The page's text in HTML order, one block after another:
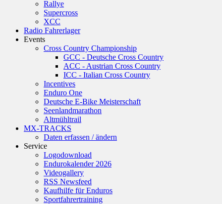
Rallye
Supercross
XCC
Radio Fahrerlager
Events
Cross Country Championship
GCC - Deutsche Cross Country
ACC - Austrian Cross Country
ICC - Italian Cross Country
Incentives
Enduro One
Deutsche E-Bike Meisterschaft
Seenlandmarathon
Altmühltrail
MX-TRACKS
Daten erfassen / ändern
Service
Logodownload
Endurokalender 2026
Videogallery
RSS Newsfeed
Kaufhilfe für Enduros
Sportfahrertraining